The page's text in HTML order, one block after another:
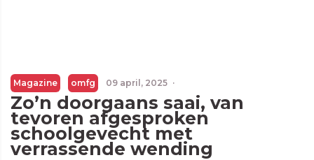
Magazine omfg 09 april, 2025 ·
Zo’n doorgaans saai, van
tevoren afgesproken
schoolgevecht met
verrassende wending